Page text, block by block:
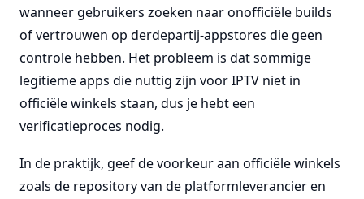
wanneer gebruikers zoeken naar onofficiële builds
of vertrouwen op derdepartij-appstores die geen
controle hebben. Het probleem is dat sommige
legitieme apps die nuttig zijn voor IPTV niet in
officiële winkels staan, dus je hebt een
verificatieproces nodig.
In de praktijk, geef de voorkeur aan officiële winkels
zoals de repository van de platformleverancier en